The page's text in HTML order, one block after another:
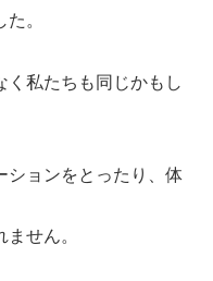
。
く私たちも同じかもし
ションをとったり、体
せん。